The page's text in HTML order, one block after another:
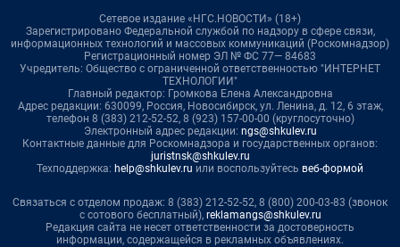
Сетевое издание «НГС.НОВОСТИ» (18+)
Зарегистрировано Федеральной службой по надзору в сфере связи,
информационных технологий и массовых коммуникаций (Роскомнадзор)
Регистрационный номер ЭЛ № ФС 77— 84683
Учредитель: Общество с ограниченной ответственностью "ИНТЕРНЕТ
ТЕХНОЛОГИИ"
Главный редактор: Громкова Елена Александровна
Адрес редакции: 630099, Россия, Новосибирск, ул. Ленина, д. 12, 6 этаж,
телефон 8 (383) 212-52-52, 8 (923) 157-00-00 (круглосуточно)
Электронный адрес редакции: ngs@shkulev.ru
Контактные данные для Роскомнадзора и государственных органов:
juristnsk@shkulev.ru
Техподдержка: help@shkulev.ru или воспользуйтесь веб-формой
Связаться с отделом продаж: 8 (383) 212-52-52, 8 (800) 200-03-83 (звонок
с сотового бесплатный), reklamangs@shkulev.ru
Редакция сайта не несет ответственности за достоверность
информации, содержащейся в рекламных объявлениях.